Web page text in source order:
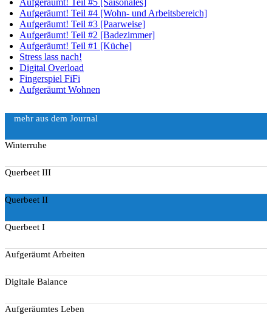
Aufgeräumt! Teil #5 [Saisonales]
Aufgeräumt! Teil #4 [Wohn- und Arbeitsbereich]
Aufgeräumt! Teil #3 [Paarweise]
Aufgeräumt! Teil #2 [Badezimmer]
Aufgeräumt! Teil #1 [Küche]
Stress lass nach!
Digital Overload
Fingerspiel FiFi
Aufgeräumt Wohnen
Journal
Winterruhe
Querbeet III
Querbeet II
Querbeet I
Aufgeräumt Arbeiten
Digitale Balance
Aufgeräumtes Leben